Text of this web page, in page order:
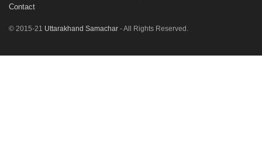
Contact
© 2015-21 Uttarakhand Samachar - All Rights Reserved.